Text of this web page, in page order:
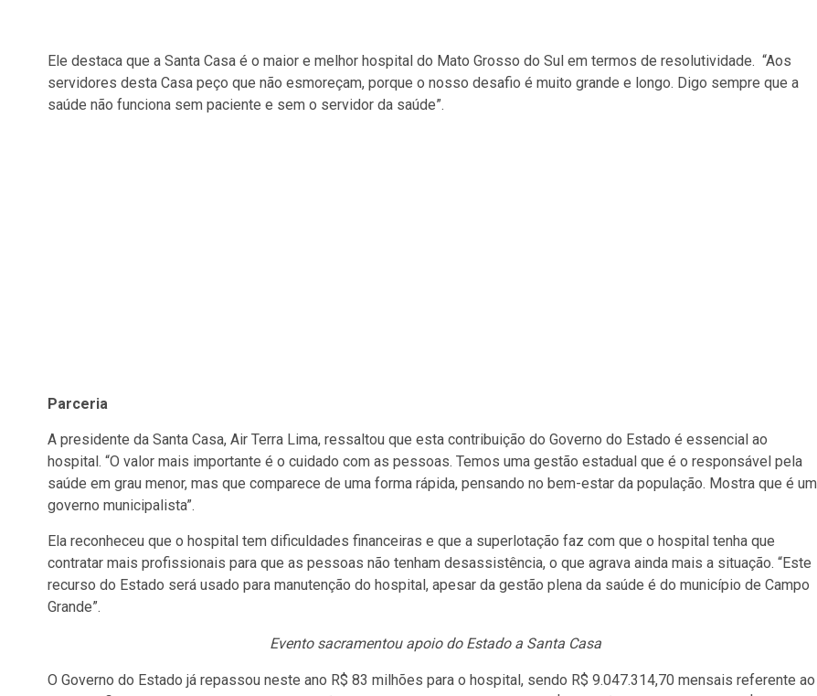
Ele destaca que a Santa Casa é o maior e melhor hospital do Mato Grosso do Sul em termos de resolutividade. “Aos
servidores desta Casa peço que não esmoreçam, porque o nosso desafio é muito grande e longo. Digo sempre que a
saúde não funciona sem paciente e sem o servidor da saúde”.
Parceria
A presidente da Santa Casa, Air Terra Lima, ressaltou que esta contribuição do Governo do Estado é essencial ao
hospital. “O valor mais importante é o cuidado com as pessoas. Temos uma gestão estadual que é o responsável pela
saúde em grau menor, mas que comparece de uma forma rápida, pensando no bem-estar da população. Mostra que é um
governo municipalista”.
Ela reconheceu que o hospital tem dificuldades financeiras e que a superlotação faz com que o hospital tenha que
contratar mais profissionais para que as pessoas não tenham desassistência, o que agrava ainda mais a situação. “Este
recurso do Estado será usado para manutenção do hospital, apesar da gestão plena da saúde é do município de Campo
Grande”.
Evento sacramentou apoio do Estado a Santa Casa
O Governo do Estado já repassou neste ano R$ 83 milhões para o hospital, sendo R$ 9.047.314,70 mensais referente ao